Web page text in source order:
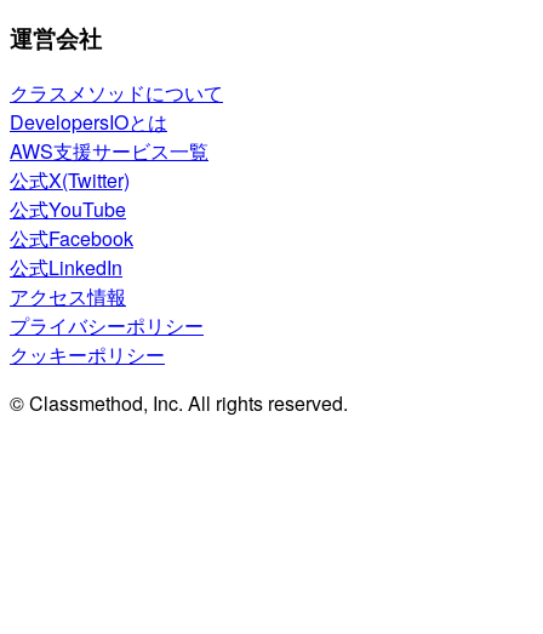
運営会社
クラスメソッドについて
DevelopersIOとは
AWS支援サービス一覧
公式X(Twitter)
公式YouTube
公式Facebook
公式LinkedIn
アクセス情報
プライバシーポリシー
クッキーポリシー
© Classmethod, Inc. All rights reserved.